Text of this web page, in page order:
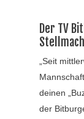
Der TV
„Seit
deinen
der